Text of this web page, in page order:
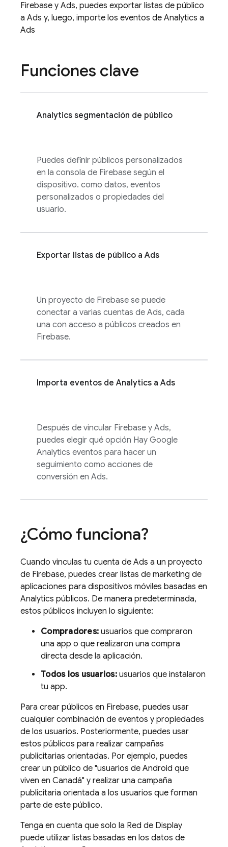
Firebase y Ads, puedes exportar listas de público
a Ads y, luego, importe los eventos de Analytics a
Ads
Funciones clave
Analytics segmentación de público
Puedes definir públicos personalizados
en la consola de Firebase según el
dispositivo. como datos, eventos
personalizados o propiedades del
usuario.
Exportar listas de público a Ads
Un proyecto de Firebase se puede
conectar a varias cuentas de Ads, cada
una con acceso a públicos creados en
Firebase.
Importa eventos de Analytics a Ads
Después de vincular Firebase y Ads,
puedes elegir qué opción Hay Google
Analytics eventos para hacer un
seguimiento como acciones de
conversión en Ads.
¿Cómo funciona?
Cuando vinculas tu cuenta de Ads a un proyecto
de Firebase, puedes crear listas de marketing de
aplicaciones para dispositivos móviles basadas en
Analytics públicos. De manera predeterminada,
estos públicos incluyen lo siguiente:
Compradores: usuarios que compraron
una app o que realizaron una compra
directa desde la aplicación.
Todos los usuarios:usuarios que instalaron
tu app.
Para crear públicos en Firebase, puedes usar
cualquier combinación de eventos y propiedades
de los usuarios. Posteriormente, puedes usar
estos públicos para realizar campañas
publicitarias orientadas. Por ejemplo, puedes
crear un público de "usuarios de Android que
viven en Canadá" y realizar una campaña
publicitaria orientada a los usuarios que forman
parte de este público.
Tenga en cuenta que solo la Red de Display
puede utilizar listas basadas en los datos de